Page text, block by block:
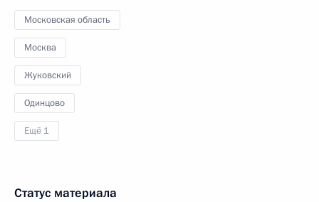
Московская область
Москва
Жуковский
Одинцово
Ещё 1
Статус материала